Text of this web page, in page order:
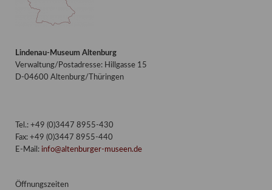
Lindenau-Museum Altenburg
Verwaltung/Postadresse: Hillgasse 15
D-04600 Altenburg/Thüringen
Tel.: +49 (0)3447 8955-430
Fax: +49 (0)3447 8955-440
E-Mail: info@altenburger-museen.de
Öffnungszeiten